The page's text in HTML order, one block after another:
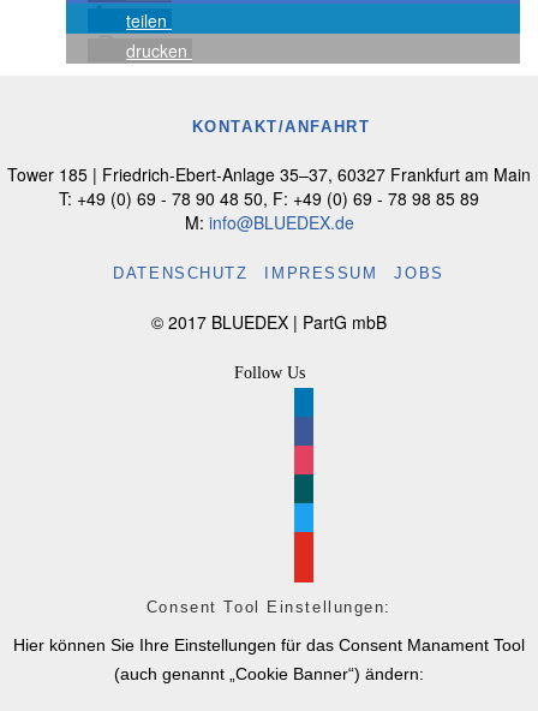
teilen
drucken
KONTAKT/ANFAHRT
Tower 185 | Friedrich-Ebert-Anlage 35–37, 60327 Frankfurt am Main
T: +49 (0) 69 - 78 90 48 50, F: +49 (0) 69 - 78 98 85 89
M: info@BLUEDEX.de
DATENSCHUTZ IMPRESSUM JOBS
© 2017 BLUEDEX | PartG mbB
Follow Us
linkedin
facebook
instagram
xing
twitter
Consent Tool Einstellungen:
Hier können Sie Ihre Einstellungen für das Consent Manament Tool
(auch genannt „Cookie Banner“) ändern: